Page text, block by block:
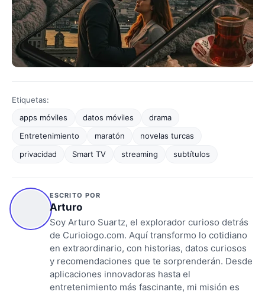
Etiquetas:
apps móviles
datos móviles
drama
Entretenimiento
maratón
novelas turcas
privacidad
Smart TV streaming subtítulos
ESCRITO POR
Arturo
Soy Arturo Suartz, el explorador curioso detrás
de Curioiogo.com. Aquí transformo lo cotidiano
en extraordinario, con historias, datos curiosos
y recomendaciones que te sorprenderán. Desde
aplicaciones innovadoras hasta el
entretenimiento más fascinante, mi misión es